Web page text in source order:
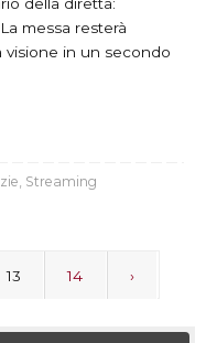
della diretta:
messa resterà
visione in un secondo
Streaming
13 14 ›